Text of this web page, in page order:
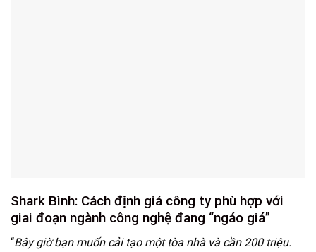
Shark Bình: Cách định giá công ty phù hợp với
giai đoạn ngành công nghệ đang “ngáo giá”
“Bây giờ bạn muốn cải tạo một tòa nhà và cần 200 triệu.